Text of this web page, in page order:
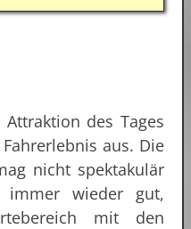
des Tages
aus. Die
nicht spektakulär
wieder gut,
mit den